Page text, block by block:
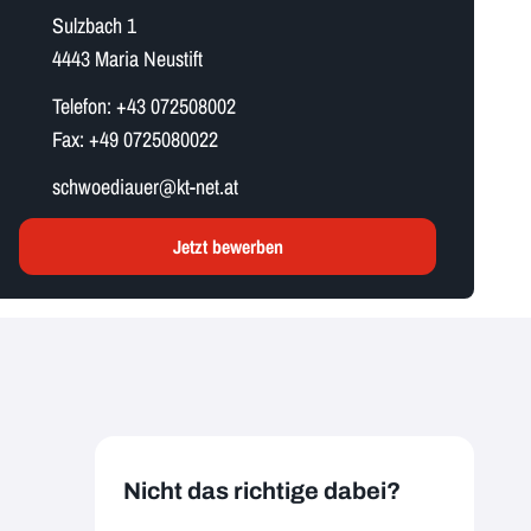
Sulzbach 1
4443 Maria Neustift
Telefon: +43 072508002
Fax: +49 0725080022
s​c​h​w​o​e​d​i​a​u​e​r​@kt-net.at
Jetzt bewerben
Nicht das richtige dabei?